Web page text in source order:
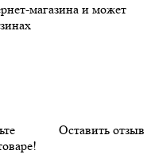
магазина и может
Оставить отзыв